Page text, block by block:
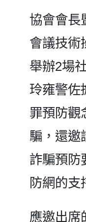
協會會長
會議技術
舉辦2場
玲雍警佐
罪預防觀
騙，還邀
詐騙預防
防網的支
應邀出席